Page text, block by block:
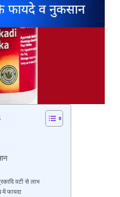
वटी से लाभ
में फायदा